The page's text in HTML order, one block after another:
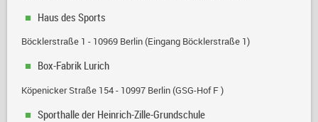
Haus des Sports
Böcklerstraße 1 - 10969 Berlin (Eingang Böcklerstraße 1)
Box-Fabrik Lurich
Köpenicker Straße 154 - 10997 Berlin (GSG-Hof F )
Sporthalle der Heinrich-Zille-Grundschule